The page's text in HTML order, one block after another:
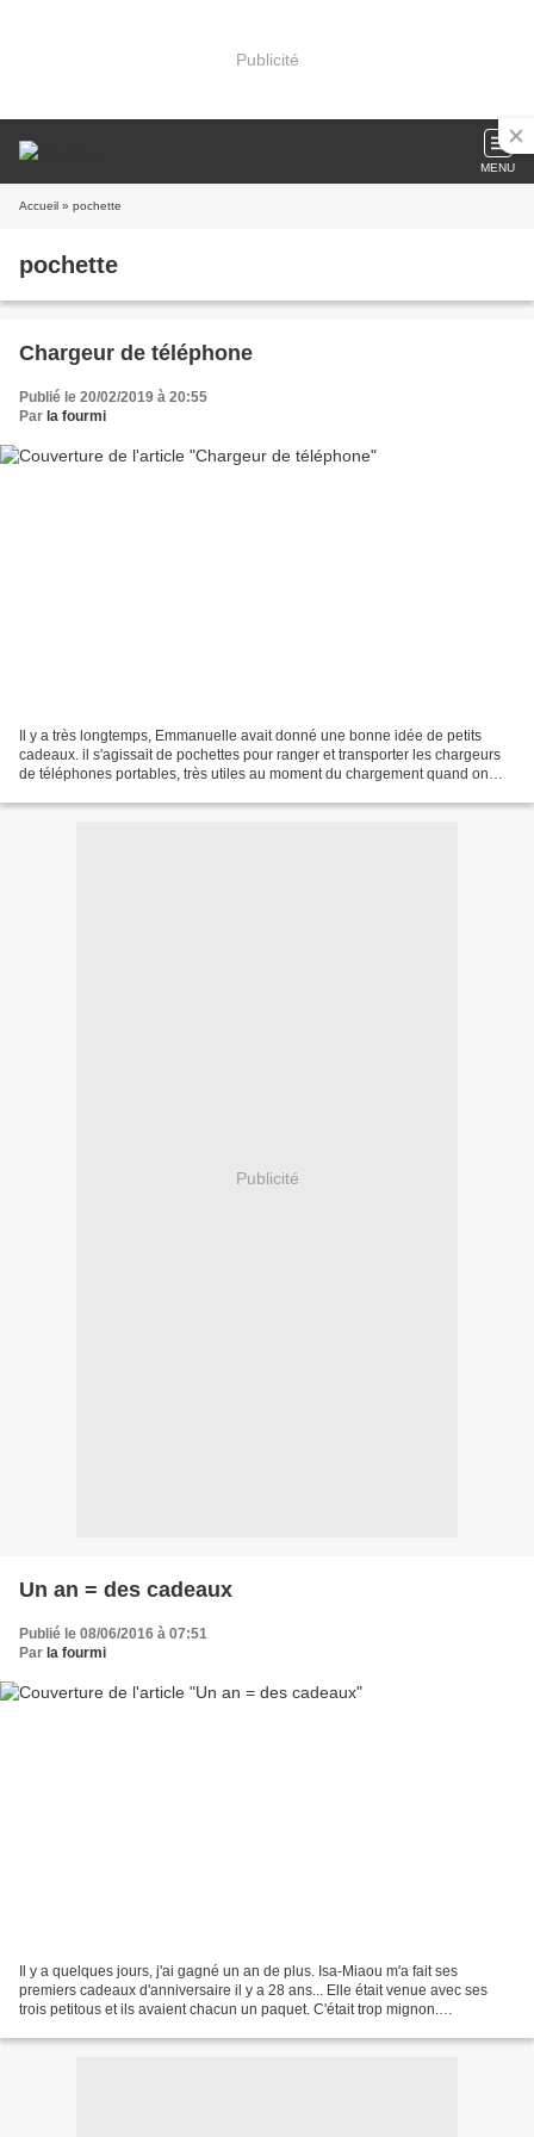
Publicité
MENU
Accueil » pochette
pochette
Chargeur de téléphone
Publié le 20/02/2019 à 20:55
Par la fourmi
Il y a très longtemps, Emmanuelle avait donné une bonne idée de petits
cadeaux. il s'agissait de pochettes pour ranger et transporter les chargeurs
de téléphones portables, très utiles au moment du chargement quand on
Publicité
Un an = des cadeaux
Publié le 08/06/2016 à 07:51
Par la fourmi
Il y a quelques jours, j'ai gagné un an de plus. Isa-Miaou m'a fait ses
premiers cadeaux d'anniversaire il y a 28 ans... Elle était venue avec ses
trois petitous et ils avaient chacun un paquet. C'était trop mignon.